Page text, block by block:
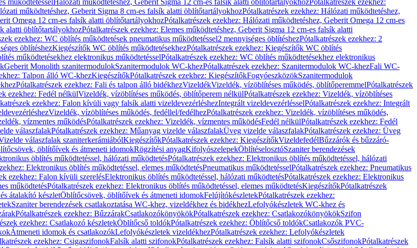
működtetésselHálózati működtetéshez, Geberit Sigma 12 cm-es falsík alatti öblítőtartályokhozPótalkatrészek ezekhez:
működtetéshez, Geberit Sigma 8 cm-es falsík alatti öblítőtartályokhozPótalkatrészek ezekhez: Hálózati működtetéshez,
Omega 12 cm-es falsík alatti öblítőtartályokhozPótalkatrészek ezekhez: Hálózati működtetéshez, Geberit Omega 12 cm-es
alatti öblítőtartályokhozPótalkatrészek ezekhez: Elemes működtetéshez, Geberit Sigma 12 cm-es falsík alatti
ezekhez: WC öblítés működtetések pneumatikus működtetéssel2 mennyiséges öblítéshezPótalkatrészek ezekhez: 2
öblítéshezKiegészítők WC öblítés működtetésekhezPótalkatrészek ezekhez: Kiegészítők WC öblítés
működtetésekhez elektronikus működtetésselPótalkatrészek ezekhez: WC öblítés működtetésekhez elektronikus
Geberit Monolith szanitermodulokSzanitermodulok WC-khezPótalkatrészek ezekhez: Szanitermodulok WC-khezFali WC-
Talpon álló WC-khezKiegészítőkPótalkatrészek ezekhez: KiegészítőkFogyóeszközökSzanitermodulok
Pótalkatrészek ezekhez: Fali és talpon álló bidékhezVizeldékVizeldék, vízöblítéses működés, öblítőperemmelPótalkatrészek
ezekhez: Fedél nélkülVizeldék, vízöblítéses működés, öblítőperem nélkülPótalkatrészek ezekhez: Vizeldék, vízöblítéses
ezekhez: Falon kívüli vagy falsík alatti vizeldevezérléshezIntegrált vizeldevezérlésselPótalkatrészek ezekhez: Integrált
Vizeldék, vízöblítéses működés, fedéllel/fedélhezPótalkatrészek ezekhez: Vizeldék, vízöblítéses működés,
vízmentes működésPótalkatrészek ezekhez: Vizeldék, vízmentes működésFedél nélkülPótalkatrészek ezekhez: Fedél
válaszfalakPótalkatrészek ezekhez: Műanyag vizelde válaszfalakÜveg vizelde válaszfalakPótalkatrészek ezekhez: Üveg
válaszfalak szaniterkerámiábólKiegészítőkPótalkatrészek ezekhez: KiegészítőkVizeldefedélBűzzárók és bűzzáró-
öblítőívek és átmeneti idomokRögzítési anyagKifolyószelepekÖblítéselosztóSzaniter berendezések
öblítés működtetéssel, hálózati működtetésPótalkatrészek ezekhez: Elektronikus öblítés működtetéssel, hálózati
Elektronikus öblítés működtetéssel, elemes működtetésPneumatikus működtetésselPótalkatrészek ezekhez: Pneumatikus
ezekhez: Falon kívüli szerelésElektronikus öblítés működtetéssel, hálózati működtetésPótalkatrészek ezekhez: Elektronikus
működtetésPótalkatrészek ezekhez: Elektronikus öblítés működtetéssel, elemes működtetésKiegészítőkPótalkatrészek
átalakító készletÖblítőcsövek, öblítőívek és átmeneti idomokFelújítókészletekPótalkatrészek ezekhez:
Szaniter berendezések csatlakoztatása WC-khez, vizeldékhez és bidékhezLefolyókészletek WC-khez és
Pótalkatrészek ezekhez: BűzzárakCsatlakozókönyökökPótalkatrészek ezekhez: CsatlakozókönyökökSzifon
ezekhez: Csatlakozó készletekÖblítőcső toldókPótalkatrészek ezekhez: Öblítőcső toldókCsatlakozók PVC-
Átmeneti idomok és csatlakozókLefolyókészletek vizeldékhezPótalkatrészek ezekhez: Lefolyókészletek
ezekhez: CsigaszifonokFalsík alatti szifonokPótalkatrészek ezekhez: Falsík alatti szifonokCsőszifonokPótalkatrészek